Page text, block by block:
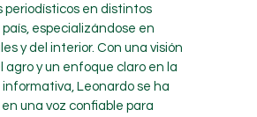
periodísticos en distintos
especializándose en
y del interior. Con una visión
agro y un enfoque claro en la
Leonardo se ha
una voz confiable para